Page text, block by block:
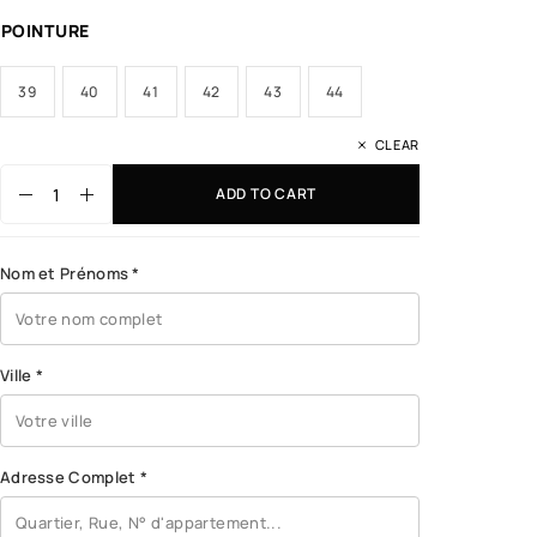
POINTURE
39 40 41 42 43 44
CLEAR
ADD TO CART
Nom et Prénoms*
Ville *
Adresse Complet *